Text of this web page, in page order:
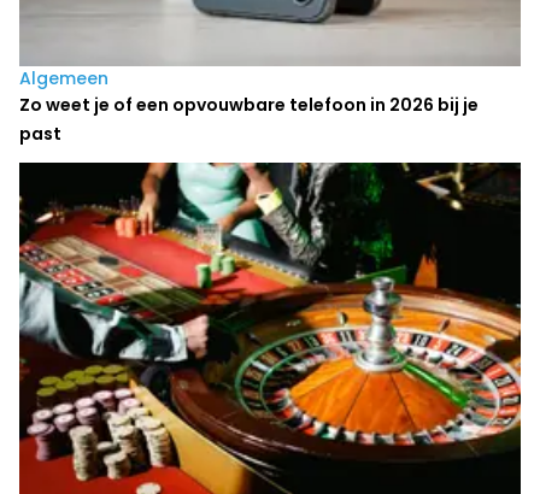
Algemeen
Zo weet je of een opvouwbare telefoon in 2026 bij je
past